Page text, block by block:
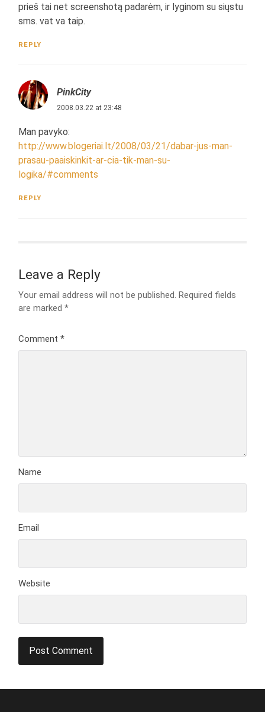
prieš tai net screenshotą padarėm, ir lyginom su siųstu
sms. vat va taip.
REPLY
PinkCity
2008.03.22 at 23:48
Man pavyko:
http://www.blogeriai.lt/2008/03/21/dabar-jus-man-
prasau-paaiskinkit-ar-cia-tik-man-su-
logika/#comments
REPLY
Leave a Reply
Your email address will not be published. Required fields
are marked*
Comment*
Name
Email
Website